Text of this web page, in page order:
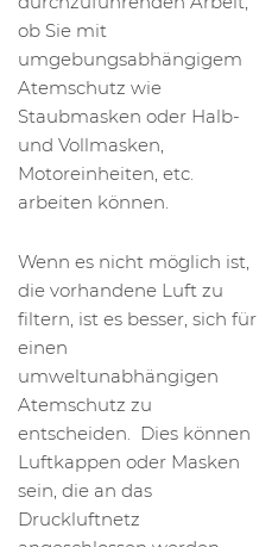
ob Sie mit
umgebungsabhängigem
Atemschutz wie
Staubmasken oder Halb-
und Vollmasken,
Motoreinheiten, etc.
arbeiten können.
Wenn es nicht möglich ist,
die vorhandene Luft zu
filtern, ist es besser, sich für
einen
umweltunabhängigen
Atemschutz zu
entscheiden. Dies können
Luftkappen oder Masken
sein, die an das
Druckluftnetz